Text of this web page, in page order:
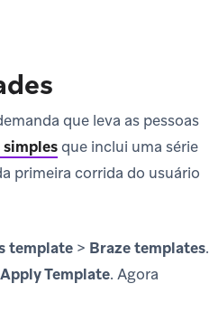
que leva as pessoas
que inclui uma série
primeira corrida do usuário
template > Braze templates.
Apply Template. Agora